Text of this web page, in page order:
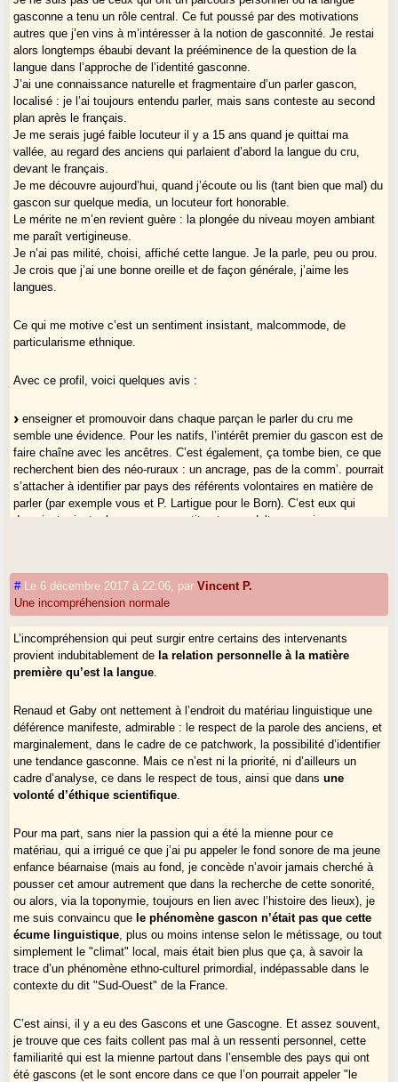
gasconne a tenu un rôle central. Ce fut poussé par des motivations
autres que j’en vins à m’intéresser à la notion de gasconnité. Je restai
alors longtemps ébaubi devant la prééminence de la question de la
langue dans l’approche de l’identité gasconne.
J’ai une connaissance naturelle et fragmentaire d’un parler gascon,
localisé : je l’ai toujours entendu parler, mais sans conteste au second
plan après le français.
Je me serais jugé faible locuteur il y a 15 ans quand je quittai ma
vallée, au regard des anciens qui parlaient d’abord la langue du cru,
devant le français.
Je me découvre aujourd’hui, quand j’écoute ou lis (tant bien que mal) du
gascon sur quelque media, un locuteur fort honorable.
Le mérite ne m’en revient guère : la plongée du niveau moyen ambiant
me paraît vertigineuse.
Je n’ai pas milité, choisi, affiché cette langue. Je la parle, peu ou prou.
Je crois que j’ai une bonne oreille et de façon générale, j’aime les
langues.
Ce qui me motive c’est un sentiment insistant, malcommode, de
particularisme ethnique.
Avec ce profil, voici quelques avis :
enseigner et promouvoir dans chaque parçan le parler du cru me
semble une évidence. Pour les natifs, l’intérêt premier du gascon est de
faire chaîne avec les ancêtres. C’est également, ça tombe bien, ce que
recherchent bien des néo-ruraux : un ancrage, pas de la comm’. pourrait
s’attacher à identifier par pays des référents volontaires en matière de
parler (par exemple vous et P. Lartigue pour le Born). C’est eux qui
devraient orienter les cours aux petits et aux adultes, servir
parallèlement, en prenant plus de hauteur par rapport au terrain, ceux
qui le souhaitent pourraient s’employer à faire vivre et connaître un
registre de langue à visée fédératrice, de communication entre
les néo-locuteurs "hors-sol" (gascons exilés, sans attaches, nomades,
allochtones...). Le travail de cet organe serait d’être l’interlocuteur des
départements et régions, avant tout pour produire un audiovisuel+web
la coexistence des deux registres, me semble moins techniquement
difficile que votre travail de collecteur vous le fait craindre. Elle
demande d’une part la concorde entre les référents locaux et l’organe
fédérateur et d’autre part un vecteur médiatique. Dans ma modeste
expérience, je crois que je saurais "corriger" mon parler assez
surtout si j’ai une télé ou une radio pour apprendre les équivalences : je
sais passer instantanément de "jou" à "you" et de "canda" à "canta",
assez rapidement j’ai pigé que "awé" = "wei" et "welyo"= "owlyo"...
Comme le firent les grecs pendant si longtemps, comme le font encore
les italiens.
# Le 6 décembre 2017 à 22:06 parVincent P.
Une incompréhension normale
L’incompréhension qui peut surgir entre certains des intervenants
provient indubitablement de la relation personnelle à la matière
première qu’est la langue
Renaud et Gaby ont nettement à l’endroit du matériau linguistique une
déférence manifeste, admirable : le respect de la parole des anciens, et
marginalement, dans le cadre de ce patchwork, la possibilité d’identifier
une tendance gasconne. Mais ce n’est ni la priorité, ni d’ailleurs un
cadre d’analyse, ce dans le respect de tous, ainsi que dansune
volonté d’éthique scientifique
Pour ma part, sans nier la passion qui a été la mienne pour ce
matériau, qui a irrigué ce que j’ai pu appeler le fond sonore de ma jeune
enfance béarnaise (mais au fond, je concède n’avoir jamais cherché à
pousser cet amour autrement que dans la recherche de cette sonorité,
ou alors, via la toponymie, toujours en lien avec l’histoire des lieux), je
me suis convaincu que le phénomène gascon n’était pas que cette
écume linguistique , plus ou moins intense selon le métissage, ou tout
simplement le "climat" local, mais était bien plus que ça, à savoir la
trace d’un phénomène ethno-culturel primordial, indépassable dans le
contexte du dit "Sud-Ouest" de la France.
C’est ainsi, il y a eu des Gascons et une Gascogne. Et assez souvent,
je trouve que ces faits collent pas mal à un ressenti personnel, cette
familiarité qui est la mienne partout dans l’ensemble des pays qui ont
été gascons (et le sont encore dans ce que l’on pourrait appeler "le